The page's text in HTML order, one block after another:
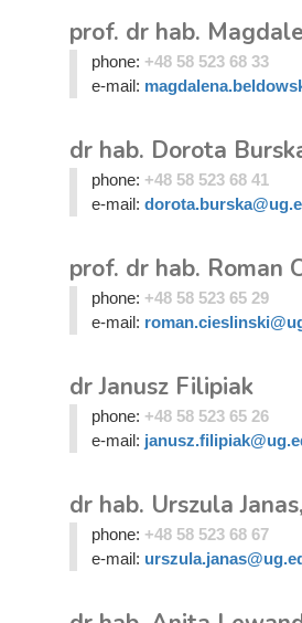
prof. dr hab.
phone: +48 58 523 68 33
e-mail:
dr hab. Dorota
phone: +48 58 523 68 41
e-mail:
prof. dr hab. Roman
phone: +48 58 523 65 29
e-mail:
dr Janusz Filipiak
phone: +48 58 523 65 26
e-mail:
dr hab. Urszula
phone: +48 58 523 68 67
e-mail: